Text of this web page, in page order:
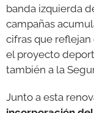
banda izquierda
campañas
cifras que
el proyecto
también a la
Junto a esta